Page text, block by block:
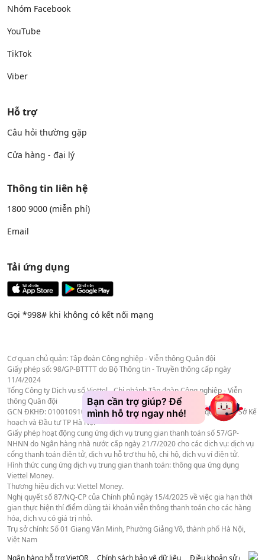
Nhóm Facebook
YouTube
TikTok
Viber
Hỗ trợ
Câu hỏi thường gặp
Cửa hàng - đại lý
Thông tin liên hệ
1800 9000 (miễn phí)
Email
Tải ứng dụng
Gọi *998# khi không có kết nối mạng
Cơ quan chủ quản: Tập đoàn Công nghiệp - Viễn thông Quân đội
Giấy phép số: 98/GP-BTTTT do Bộ Thông tin - Truyền thông cấp ngày
11/4/2024
Tổng Công ty Dịch vụ số Viettel - Chi nhánh Tập đoàn Công nghiệp - Viễn
thông Quân đội
GCN ĐKHĐ: 0100109106-478 - Cấp lần đầu: 06/06/2019, Cơ quan cấp: Sở Kế
hoạch và Đầu tư TP Hà Nội
Giấy phép hoạt động cung ứng dịch vụ trung gian thanh toán số 57/GP-
NHNN do Ngân hàng nhà nước cấp ngày 21/7/2020 cho các dịch vụ: dịch vụ
cổng thanh toán điện tử, dịch vụ hỗ trợ thu hộ, chi hộ, dịch vụ ví điện tử.
Hình thức cung ứng dịch vụ trung gian thanh toán: thông qua ứng dụng
Viettel Money.
Thương hiệu dịch vụ: Viettel Money.
Nghị quyết số 87/NQ-CP của Chính phủ ngày 15/4/2025 về việc gia hạn thời
gian thực hiện thí điểm dùng tài khoản viễn thông thanh toán cho các hàng
hóa, dịch vụ có giá trị nhỏ.
Trụ sở chính: Số 01 Giang Văn Minh, Phường Giảng Võ, thành phố Hà Nội,
Việt Nam
Ngân hàng hỗ trợ VietQR
Chính sách bảo vệ dữ liệu Điều khoản sử dụng